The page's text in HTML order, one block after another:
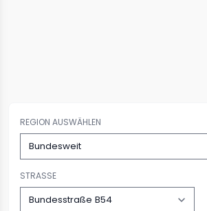
REGION AUSWÄHLEN
STRASSE